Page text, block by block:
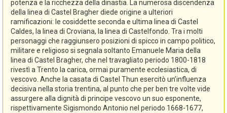
potenza e la ricchezza della dinastia. La numerosa discendenza
della linea di Castel Bragher diede origine a ulteriori
ramificazioni: le cosiddette seconda e ultima linea di Castel
Caldes, la linea di Croviana, la linea di Castelfondo. Tra i molti
personaggi che raggiunsero posizioni di spicco in campo politico,
militare e religioso si segnala soltanto Emanuele Maria della
linea di Castel Bragher, che nel travagliato periodo 1800-1818
rivestì a Trento la carica, ormai puramente ecclesiastica, di
vescovo. Anche la casata di Castel Thun esercitò un’influenza
decisiva nella storia trentina, al punto che per ben tre volte vide
assurgere alla dignità di principe vescovo un suo esponente,
rispettivamente Sigismondo Antonio nel periodo 1668-1677,